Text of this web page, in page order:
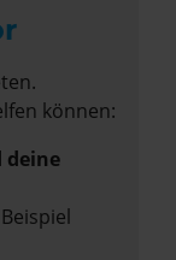
können:
deine